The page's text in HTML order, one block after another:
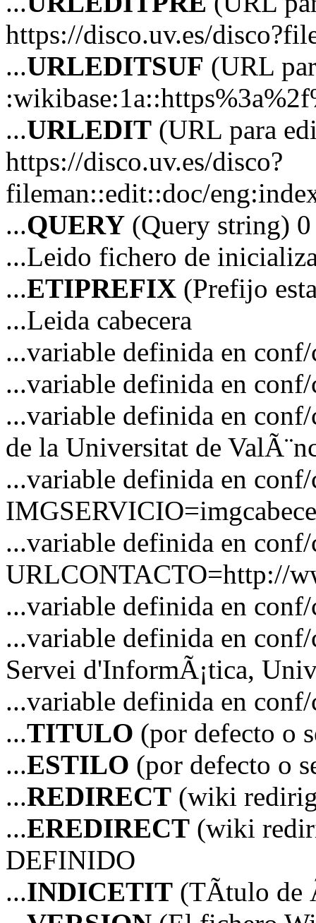
https://disco.uv.es/
...URLEDITSUF (URL
...URLEDIT (URL para
https://disco.uv.es/disco?
fileman::edit::doc/
...QUERY (Query string) 0
...Leido fichero de
...ETIPREFIX (Prefijo
...Leida cabecera
...variable definida en
...variable definida en
...variable definida en
de la Universitat de
...variable definida en
...variable definida en
URLCONTACTO=http://
...variable definida en
...variable definida en
Servei d'InformÃ¡tica,
...variable definida en
...TITULO (por defecto o
...ESTILO (por defecto o
...REDIRECT (wiki
...EREDIRECT (wiki
DEFINIDO
...INDICETIT (TÃ­tulo de